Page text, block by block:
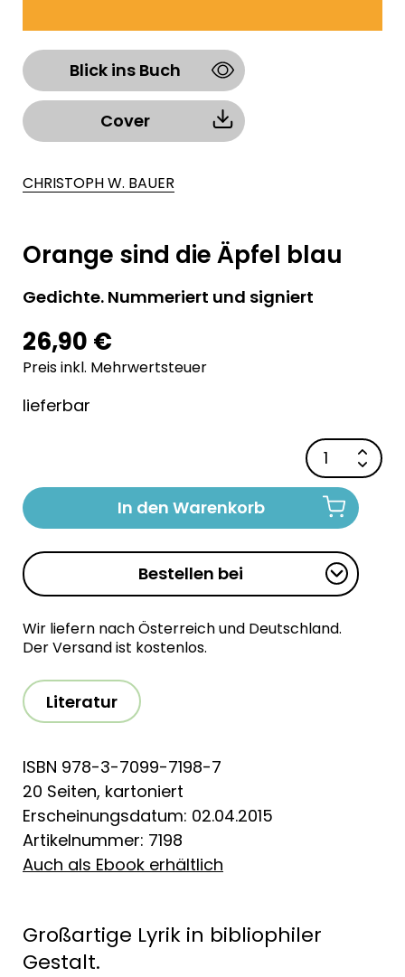
Blick ins Buch
Cover
CHRISTOPH W. BAUER
Orange sind die Äpfel blau
Gedichte. Nummeriert und signiert
26,90 €
Preis inkl. Mehrwertsteuer
lieferbar
In den Warenkorb
Bestellen bei
Wir liefern nach Österreich und Deutschland.
Der Versand ist kostenlos.
Literatur
ISBN 978-3-7099-7198-7
20 Seiten, kartoniert
Erscheinungsdatum: 02.04.2015
Artikelnummer: 7198
Auch als Ebook erhältlich
Großartige Lyrik in bibliophiler
Gestalt.